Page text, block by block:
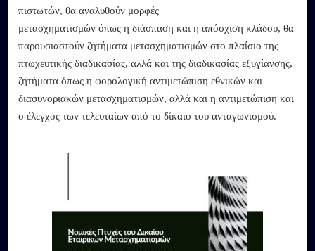
πιστωτών, θα αναλυθούν μορφές
μετασχηματισμών όπως η διάσπαση και η απόσχιση κλάδου, θα
παρουσιαστούν ζητήματα μετασχηματισμών στο πλαίσιο της
πτωχευτικής διαδικασίας, αλλά και της διαδικασίας εξυγίανσης,
ζητήματα όπως η φορολογική αντιμετώπιση εθνικών και
διασυνοριακών μετασχηματισμών, αλλά και η αντιμετώπιση και
ο έλεγχος των τελευταίων από το δίκαιο του ανταγωνισμού.